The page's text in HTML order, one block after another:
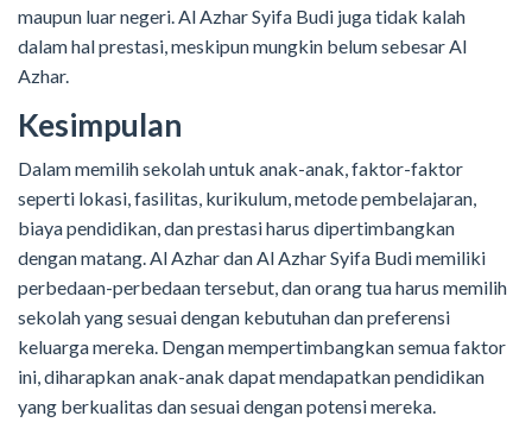
maupun luar negeri. Al Azhar Syifa Budi juga tidak kalah
dalam hal prestasi, meskipun mungkin belum sebesar Al
Azhar.
Kesimpulan
Dalam memilih sekolah untuk anak-anak, faktor-faktor
seperti lokasi, fasilitas, kurikulum, metode pembelajaran,
biaya pendidikan, dan prestasi harus dipertimbangkan
dengan matang. Al Azhar dan Al Azhar Syifa Budi memiliki
perbedaan-perbedaan tersebut, dan orang tua harus memilih
sekolah yang sesuai dengan kebutuhan dan preferensi
keluarga mereka. Dengan mempertimbangkan semua faktor
ini, diharapkan anak-anak dapat mendapatkan pendidikan
yang berkualitas dan sesuai dengan potensi mereka.